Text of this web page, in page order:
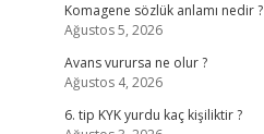
Komagene sözlük anlamı nedir ?
Ağustos 5, 2026
Avans vurursa ne olur ?
Ağustos 4, 2026
6. tip KYK yurdu kaç kişiliktir ?